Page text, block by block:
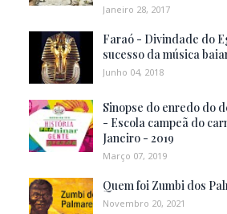
Janeiro 28, 2017
Faraó - Divindade do
sucesso da música
Junho 04, 2018
Sinopse do enredo do
- Escola campeã do
Janeiro - 2019
Março 07, 2019
Quem foi Zumbi dos
Novembro 20, 2021